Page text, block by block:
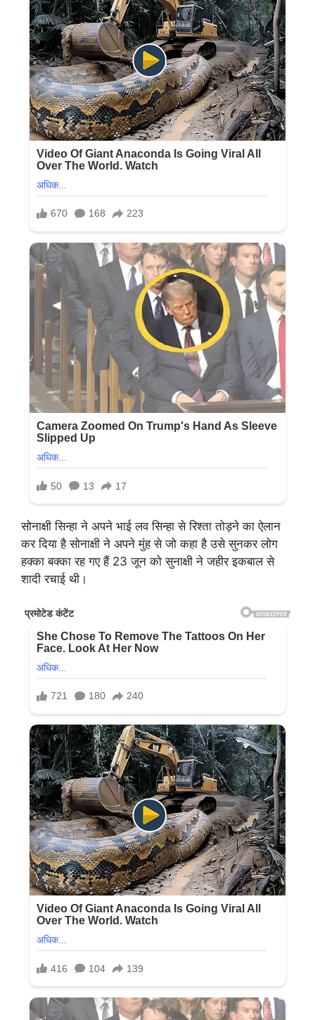
सोनाक्षी सिन्हा ने अपने भाई लव सिन्हा से रिश्ता तोड़ने का ऐलान
कर दिया है सोनाक्षी ने अपने मुंह से जो कहा है उसे सुनकर लोग
हक्का बक्का रह गए हैं 23 जून को सुनाक्षी ने जहीर इकबाल से
शादी रचाई थी।